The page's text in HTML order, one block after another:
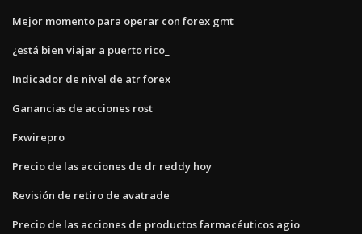
Mejor momento para operar con forex gmt
¿está bien viajar a puerto rico_
Indicador de nivel de atr forex
Ganancias de acciones rost
Fxwirepro
Precio de las acciones de dr reddy hoy
Revisión de retiro de avatrade
Precio de las acciones de productos farmacéuticos agio